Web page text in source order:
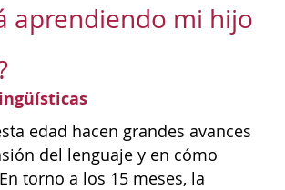
aprendiendo mi hijo
edad hacen grandes avances
del lenguaje y en cómo
torno a los 15 meses, la